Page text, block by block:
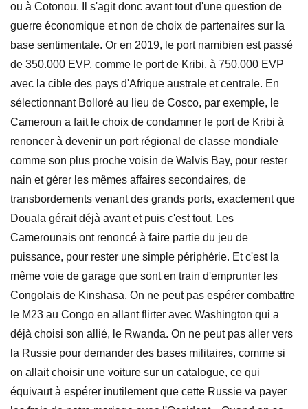
ou à Cotonou. Il s'agit donc avant tout d'une question de
guerre économique et non de choix de partenaires sur la
base sentimentale. Or en 2019, le port namibien est passé
de 350.000 EVP, comme le port de Kribi, à 750.000 EVP
avec la cible des pays d'Afrique australe et centrale. En
sélectionnant Bolloré au lieu de Cosco, par exemple, le
Cameroun a fait le choix de condamner le port de Kribi à
renoncer à devenir un port régional de classe mondiale
comme son plus proche voisin de Walvis Bay, pour rester
nain et gérer les mêmes affaires secondaires, de
transbordements venant des grands ports, exactement que
Douala gérait déjà avant et puis c'est tout. Les
Camerounais ont renoncé à faire partie du jeu de
puissance, pour rester une simple périphérie. Et c'est la
même voie de garage que sont en train d'emprunter les
Congolais de Kinshasa. On ne peut pas espérer combattre
le M23 au Congo en allant flirter avec Washington qui a
déjà choisi son allié, le Rwanda. On ne peut pas aller vers
la Russie pour demander des bases militaires, comme si
on allait choisir une voiture sur un catalogue, ce qui
équivaut à espérer inutilement que cette Russie va payer